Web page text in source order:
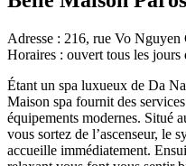
Adresse : 216, rue Vo Nguyen
Horaires : ouvert tous les jours
Étant un spa luxueux de Da
Maison spa fournit des
équipements modernes. Situé
vous sortez de l’ascenseur, le
accueille immédiatement.